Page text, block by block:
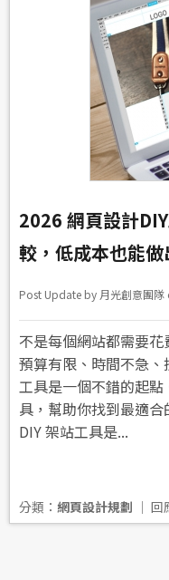
2026 網頁設計
較，低成本也能
Post Update by 月光創意團
不是每個網站都需要
預算有限、時間不急
工具是一個不錯的起
具，幫助你找到最適合
DIY 架站工具是...
分類： 網頁設計規劃 │ 回